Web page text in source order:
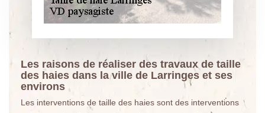
Les raisons de réaliser des travaux de taille
des haies dans la ville de Larringes et ses
environs
Les interventions de taille des haies sont des interventions